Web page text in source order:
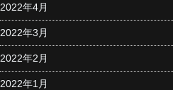
2022年4月
2022年3月
2022年2月
2022年1月